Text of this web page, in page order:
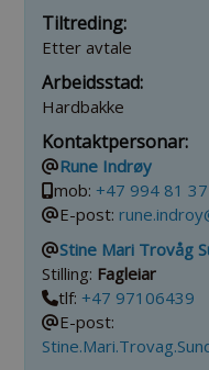
Tiltreding:
Etter avtale
Arbeidsstad:
Hardbakke
Kontaktpersonar:
Rune Indrøy
mob:+47 994 81
E-post:
Stine Mari Trovåg
Stilling: Fagleiar
tlf:+47 97106439
E-post: